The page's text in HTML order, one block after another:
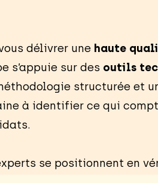
délivrer une haute
s’appuie sur des outils
structurée et
à identifier ce qui
se positionnent en